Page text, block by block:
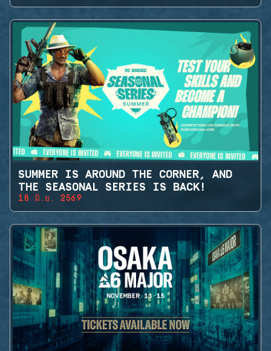
SUMMER IS AROUND THE CORNER, AND
THE SEASONAL SERIES IS BACK!
18 มิ.ย. 2569